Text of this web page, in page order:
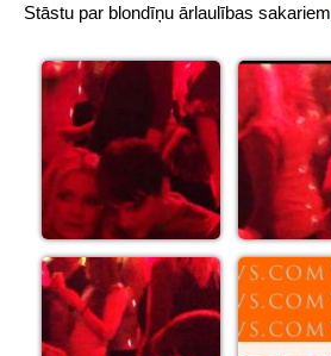
Stāstu par blondīņu ārlaulības sakariem